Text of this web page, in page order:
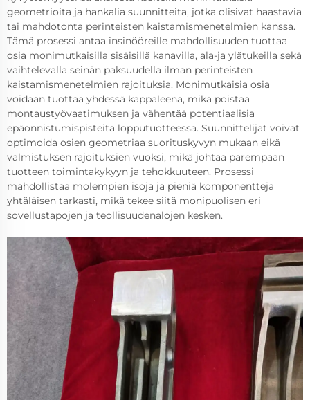
geometrioita ja hankalia suunnitteita, jotka olisivat haastavia
tai mahdotonta perinteisten kaistamismenetelmien kanssa.
Tämä prosessi antaa insinööreille mahdollisuuden tuottaa
osia monimutkaisilla sisäisillä kanavilla, ala-ja ylätukeilla sekä
vaihtelevalla seinän paksuudella ilman perinteisten
kaistamismenetelmien rajoituksia. Monimutkaisia osia
voidaan tuottaa yhdessä kappaleena, mikä poistaa
montaustyövaatimuksen ja vähentää potentiaalisia
epäonnistumispisteitä lopputuotteessa. Suunnittelijat voivat
optimoida osien geometriaa suorituskyvyn mukaan eikä
valmistuksen rajoituksien vuoksi, mikä johtaa parempaan
tuotteen toimintakykyyn ja tehokkuuteen. Prosessi
mahdollistaa molempien isoja ja pieniä komponentteja
yhtäläisen tarkasti, mikä tekee siitä monipuolisen eri
sovellustapojen ja teollisuudenalojen kesken.